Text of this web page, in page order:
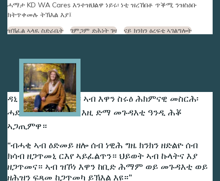
ሓማታ KD WA Cares እንተዝህልዋ ነይሩ፡ ነቲ ዝረኸበቶ ጥቕሚ ንዝስዕቡ
ክትጥቀመሉ ትኽእል እያ፤
ዝኽፈል ኣላዪ ስድራቤት ገምጋም ድሕነት ገዛ ናይ ክንክን ዕረፍቲ ኣገልግሎት
ዳኒ ጓል 30 ዓመት ከላ፡ ኣብ እዋን ስሩዕ ሕክምናዊ መስርሕ፡
ሓደ ጸገም ኣጋጢምዋ፡ እዚ ድማ መጉዳእቲ ዓንዲ ሕቖ
ኣጋጢምዋ።
ብሓቂ ኣብ ዕድመይ ዘሎ ሰብ ነዊሕ ግዜ ክንክን ዘድልዮ ሰብ
ክሳብ ዘጋጥመኒ ርእየ ኣይፈልጥን። ህይወት ኣብ ኩላትና እያ
ዘጋጥመና። ኣብ ዝኾነ እዋን ከቢድ ሕማም ወይ መጉዳእቲ ወይ
ዘሕዝን ፍጻመ ከጋጥመካ ይኽእል እዩ።
Image